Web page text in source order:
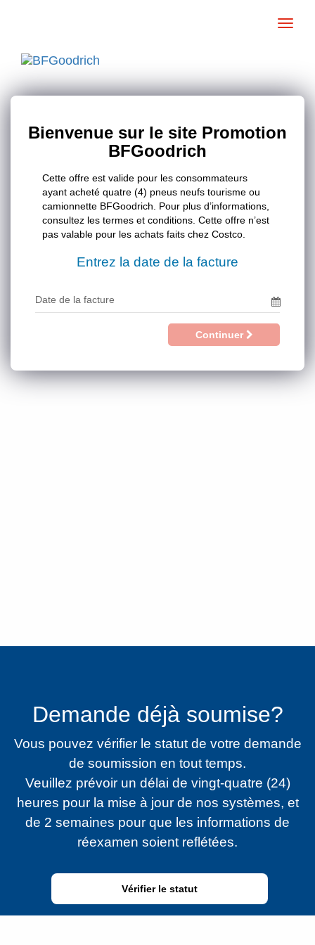
Toggle
Bienvenue sur le site Promotion
BFGoodrich
Cette offre est valide pour les consommateurs
ayant acheté quatre (4) pneus neufs tourisme ou
camionnette BFGoodrich. Pour plus d’informations,
consultez les termes et conditions. Cette offre n’est
pas valable pour les achats faits chez Costco.
Entrez la date de la facture
Continuer
Demande déjà soumise?
Vous pouvez vérifier le statut de votre demande
de soumission en tout temps.
Veuillez prévoir un délai de vingt-quatre (24)
heures pour la mise à jour de nos systèmes, et
de 2 semaines pour que les informations de
réexamen soient reflétées.
Vérifier le statut